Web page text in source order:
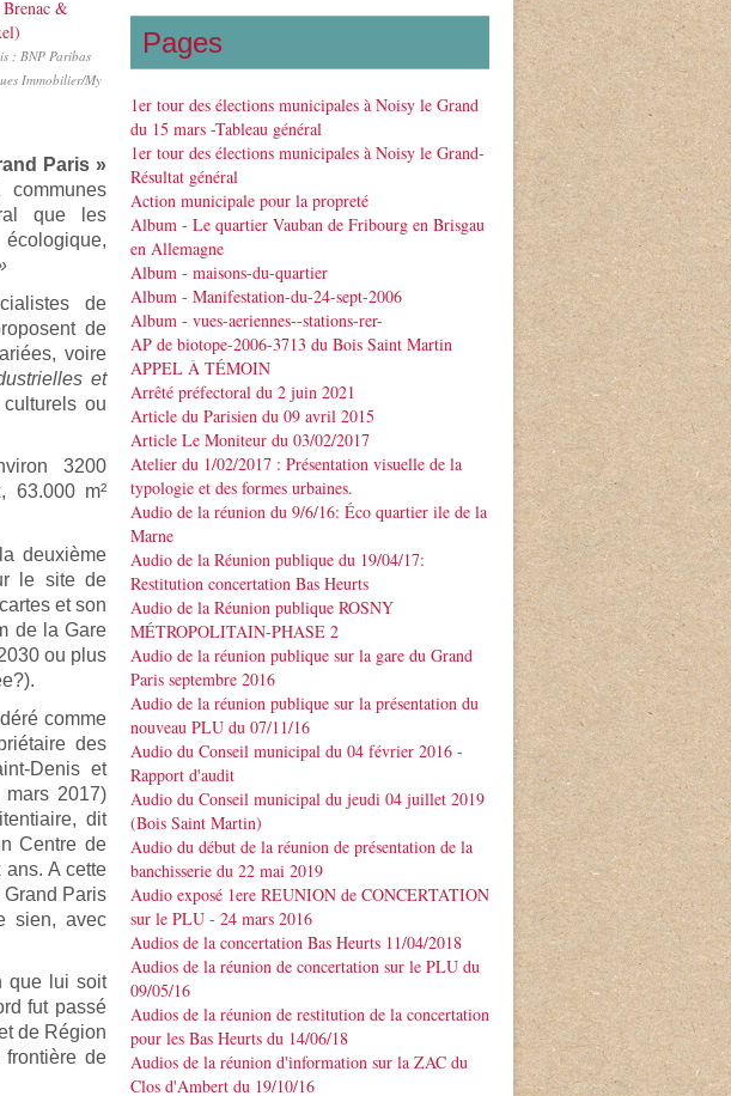
; BNP Paribas
Immobilier/My
Paris »
que les
de
de
voire
et
ou
3200
63.000 m²
deuxième
le site de
et son
de la Gare
ou plus
comme
des
Denis et
mars 2017)
dit
Centre de
A cette
Paris
sien, avec
que lui soit
fut passé
de Région
de
Pages
1er tour des élections municipales à Noisy le Grand
du 15 mars -Tableau général
1er tour des élections municipales à Noisy le Grand-
Résultat général
Action municipale pour la propreté
Album - Le quartier Vauban de Fribourg en Brisgau
en Allemagne
Album - maisons-du-quartier
Album - Manifestation-du-24-sept-2006
Album - vues-aeriennes--stations-rer-
AP de biotope-2006-3713 du Bois Saint Martin
APPEL À TÉMOIN
Arrêté préfectoral du 2 juin 2021
Article du Parisien du 09 avril 2015
Article Le Moniteur du 03/02/2017
Atelier du 1/02/2017 : Présentation visuelle de la
typologie et des formes urbaines.
Audio de la réunion du 9/6/16: Éco quartier ile de la
Marne
Audio de la Réunion publique du 19/04/17:
Restitution concertation Bas Heurts
Audio de la Réunion publique ROSNY
MÉTROPOLITAIN-PHASE 2
Audio de la réunion publique sur la gare du Grand
Paris septembre 2016
Audio de la réunion publique sur la présentation du
nouveau PLU du 07/11/16
Audio du Conseil municipal du 04 février 2016 -
Rapport d'audit
Audio du Conseil municipal du jeudi 04 juillet 2019
(Bois Saint Martin)
Audio du début de la réunion de présentation de la
banchisserie du 22 mai 2019
Audio exposé 1ere REUNION de CONCERTATION
sur le PLU - 24 mars 2016
Audios de la concertation Bas Heurts 11/04/2018
Audios de la réunion de concertation sur le PLU du
09/05/16
Audios de la réunion de restitution de la concertation
pour les Bas Heurts du 14/06/18
Audios de la réunion d'information sur la ZAC du
Clos d'Ambert du 19/10/16